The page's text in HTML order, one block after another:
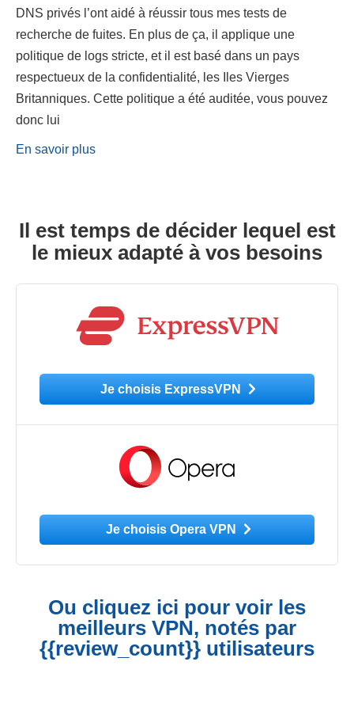
DNS privés l’ont aidé à réussir tous mes tests de
recherche de fuites. En plus de ça, il applique une
politique de logs stricte, et il est basé dans un pays
respectueux de la confidentialité, les Iles Vierges
Britanniques. Cette politique a été auditée, vous pouvez
donc lui
En savoir plus
Il est temps de décider lequel est
le mieux adapté à vos besoins
Je choisis ExpressVPN
Je choisis Opera VPN
Ou cliquez ici pour voir les
meilleurs VPN, notés par
{{review_count}} utilisateurs